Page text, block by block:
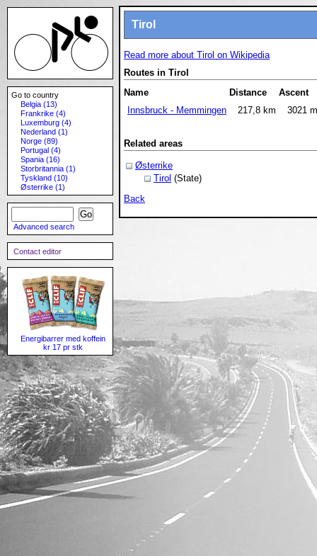
Tirol
Read more about Tirol on Wikipedia
Routes in Tirol
Name
Distance
Ascent
Innsbruck - Memmingen
217,8 km 3021 m
Related areas
Østerrike
Tirol (State)
Back
Go to country
Belgia (13)
Frankrike (4)
Luxemburg (4)
Nederland (1)
Norge (89)
Portugal (4)
Spania (16)
Storbritannia (1)
Tyskland (10)
Østerrike (1)
Advanced search
Contact editor
Energibarrer med koffein
kr 17 pr stk